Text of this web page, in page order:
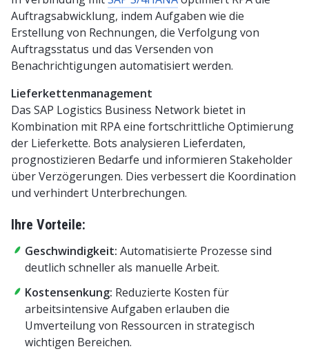
Auftragsabwicklung, indem Aufgaben wie die
Erstellung von Rechnungen, die Verfolgung von
Auftragsstatus und das Versenden von
Benachrichtigungen automatisiert werden.
Lieferkettenmanagement
Das SAP Logistics Business Network bietet in
Kombination mit RPA eine fortschrittliche Optimierung
der Lieferkette. Bots analysieren Lieferdaten,
prognostizieren Bedarfe und informieren Stakeholder
über Verzögerungen. Dies verbessert die Koordination
und verhindert Unterbrechungen.
Ihre Vorteile:
Geschwindigkeit: Automatisierte Prozesse sind
deutlich schneller als manuelle Arbeit.
Kostensenkung: Reduzierte Kosten für
arbeitsintensive Aufgaben erlauben die
Umverteilung von Ressourcen in strategisch
wichtigen Bereichen.